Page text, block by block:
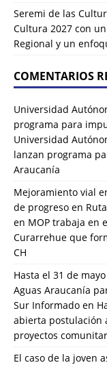
Seremi de las
Cultura 2027 con
Regional y un
COMENTARIOS
Universidad
programa para
Universidad
lanzan programa
Araucanía
Mejoramiento vial
de progreso en
en MOP trabaja en
Curarrehue que
CH
Hasta el 31 de
Aguas Araucanía
Sur Informado en
abierta postulación
proyectos
El caso de la joven